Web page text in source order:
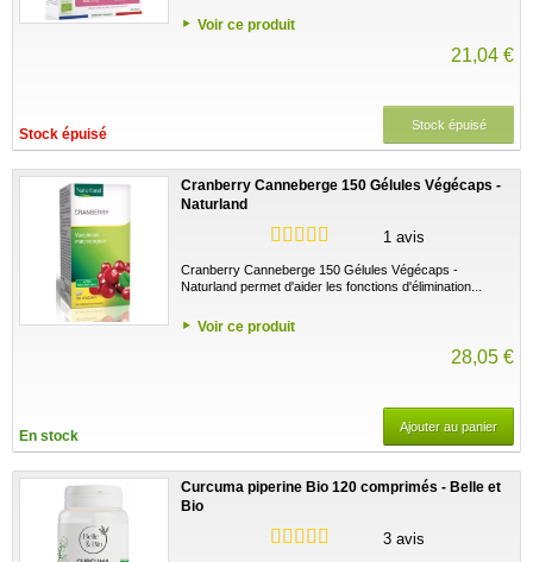
Voir ce produit
21,04 €
Stock épuisé
Stock épuisé
Cranberry Canneberge 150 Gélules Végécaps -
Naturland
1 avis
Cranberry Canneberge 150 Gélules Végécaps -
Naturland permet d'aider les fonctions d'élimination...
Voir ce produit
28,05 €
En stock
Ajouter au panier
Curcuma piperine Bio 120 comprimés - Belle et
Bio
3 avis